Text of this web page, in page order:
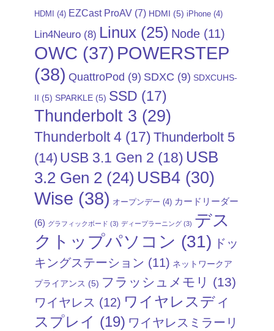
HDMI (4) EZCast ProAV (7) HDMI (5) iPhone (4)
Lin4Neuro (8) Linux (25) Node (11)
OWC (37) POWERSTEP
(38) QuattroPod (9) SDXC (9) SDXCUHS-
II (5) SPARKLE (5) SSD (17)
Thunderbolt 3 (29)
Thunderbolt 4 (17) Thunderbolt 5
(14) USB 3.1 Gen 2 (18) USB
3.2 Gen 2 (24) USB4 (30)
Wise (38) オープンデー (4) カードリーダー
(6) グラフィックボード (3) ディープラーニング (3) デス
クトップパソコン (31) ドッ
キングステーション (11) ネットワークア
プライアンス (5) フラッシュメモリ (13)
ワイヤレス (12) ワイヤレスディ
スプレイ (19) ワイヤレスミラーリ